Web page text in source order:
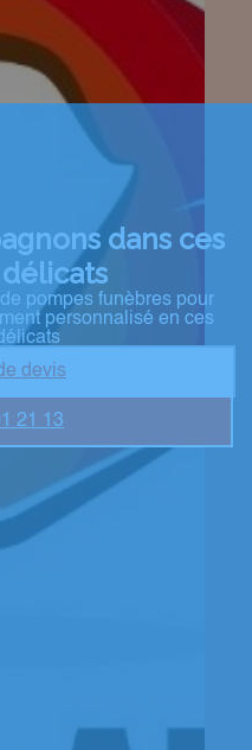
dans ces
pompes funèbres pour
personnalisé en ces
devis
21 13